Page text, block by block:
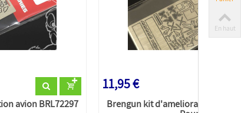
avion BRL72297
11,95 €
Brengun kit d'amelioration avion
En haut